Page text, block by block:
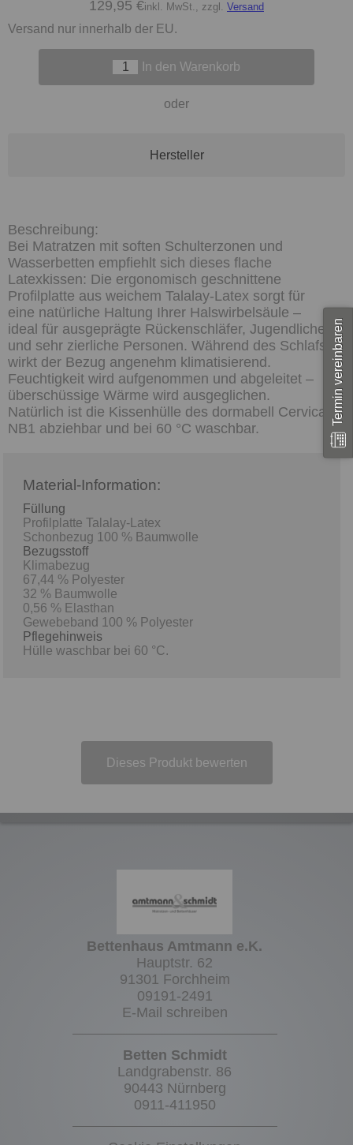
129,95 €inkl. MwSt., zzgl. Versand
Versand nur innerhalb der EU.
In den Warenkorb
oder
Hersteller
Bei Matratzen mit soften Schulterzonen und
Wasserbetten empfiehlt sich dieses flache
Latexkissen: Die ergonomisch geschnittene
Profilplatte aus weichem Talalay-Latex sorgt für
eine natürliche Haltung Ihrer Halswirbelsäule –
ideal für ausgeprägte Rückenschläfer, Jugendliche
und sehr zierliche Personen. Während des Schlafs
wirkt der Bezug angenehm klimatisierend.
Feuchtigkeit wird aufgenommen und abgeleitet –
überschüssige Wärme wird ausgeglichen.
Natürlich ist die Kissenhülle des dormabell Cervical
NB1 abziehbar und bei 60 °C waschbar.
Material-Information:
Füllung
Profilplatte Talalay-Latex
Schonbezug 100 % Baumwolle
Bezugsstoff
Klimabezug
67,44 % Polyester
32 % Baumwolle
0,56 % Elasthan
Gewebeband 100 % Polyester
Pflegehinweis
Hülle waschbar bei 60 °C.
Dieses Produkt bewerten
Termin vereinbaren
Bettenhaus Amtmann e.K.
Hauptstr. 62
91301 Forchheim
09191-2491
E-Mail schreiben
Betten Schmidt
Landgrabenstr. 86
90443 Nürnberg
0911-411950